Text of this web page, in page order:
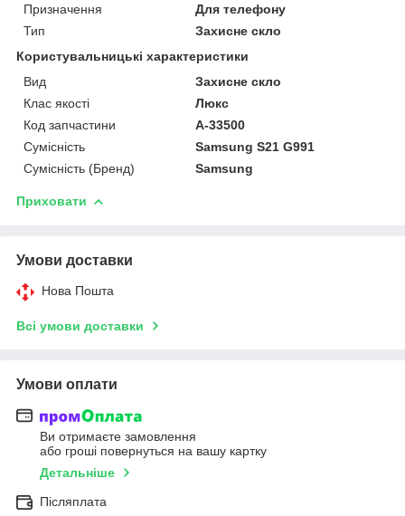
Призначення
Для телефону
Тип
Захисне скло
Користувальницькі характеристики
Вид
Захисне скло
Клас якості
Люкс
Код запчастини
A-33500
Сумісність
Samsung S21 G991
Сумісність (Бренд)
Samsung
Приховати
Умови доставки
Нова Пошта
Всі умови доставки
Умови оплати
Ви отримаєте замовлення
або гроші повернуться на вашу картку
Детальніше
Післяплата